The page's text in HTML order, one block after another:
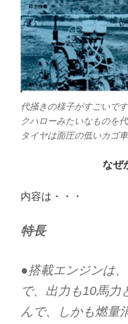
代掻きの様子がすごいで
クハローみたいなものを
タイヤは面圧の低いカゴ
なぜ
内容は・・・
特長
●搭載エンジンは
で、出力も10馬力
んで、しかも燃量